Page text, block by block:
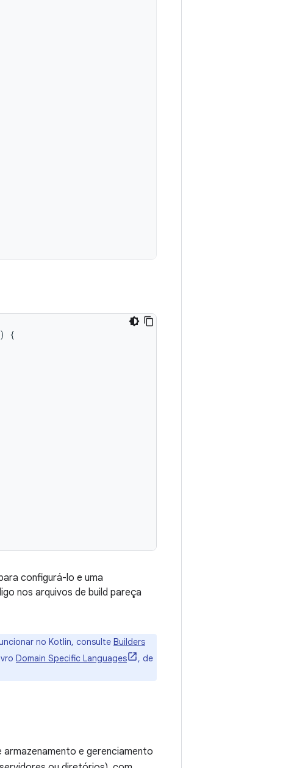
)
{
configurá-lo e uma
nos arquivos de build pareça
no Kotlin, consulte Builders
Domain Specific Languages
, de
armazenamento e gerenciamento